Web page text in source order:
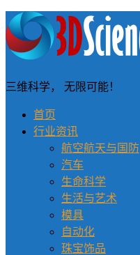
三维科学， 无限可能！
首页
行业资讯
航空航天与国防
汽车
生命科学
生活与艺术
模具
自动化
珠宝饰品